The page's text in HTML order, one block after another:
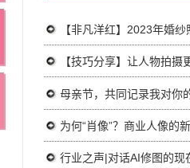
【非凡洋红】2023年婚纱
【技巧分享】让人物拍摄
母亲节，共同记录我对你
为何“肖像”？商业人像的
行业之声|对话AI修图的现